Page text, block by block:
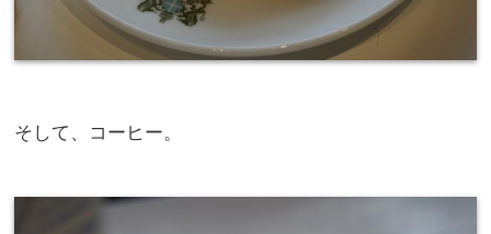
そして、コーヒー。